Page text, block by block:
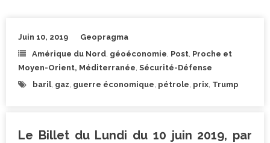
Juin 10, 2019
Geopragma
Amérique du Nord géoéconomie Post Proche et
Moyen-Orient, Méditerranée Sécurité-Défense
baril, gaz guerre économique pétrole prix Trump
Le Billet du Lundi du 10 juin 2019, par